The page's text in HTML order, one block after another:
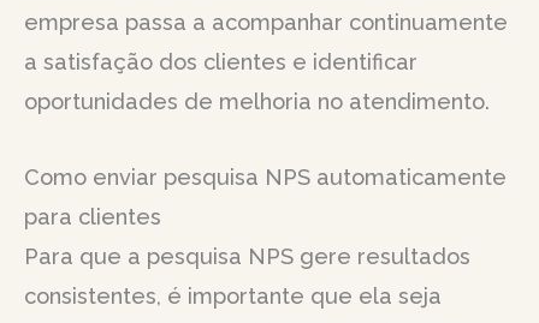
empresa passa a acompanhar continuamente
a satisfação dos clientes e identificar
oportunidades de melhoria no atendimento.
Como enviar pesquisa NPS automaticamente
para clientes
Para que a pesquisa NPS gere resultados
consistentes, é importante que ela seja